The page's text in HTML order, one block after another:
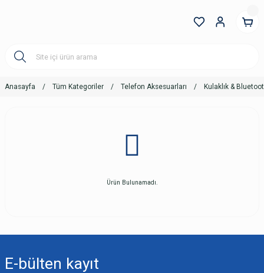
Anasayfa Tüm Kategoriler Telefon Aksesuarları Kulaklık &
Ürün Bulunamadı.
E-bülten kayıt